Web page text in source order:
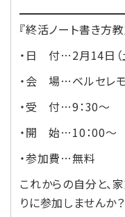
『終活ノート書き方教
・日 付…2月14日（
・会 場…ベルセレ
・受 付…9：30～
・開 始…10：00～
・参加費…無料
これからの自分と、
りに参加しませんか？